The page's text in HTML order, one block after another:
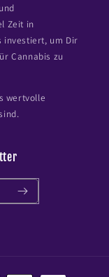
Zeit in
investiert, um Dir
Cannabis zu
wertvolle